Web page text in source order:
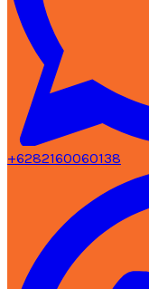
+6282160060138